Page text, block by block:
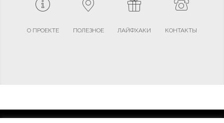
О ПРОЕКТЕ ПОЛЕЗНОЕ ЛАЙФХАКИ КОНТАКТЫ